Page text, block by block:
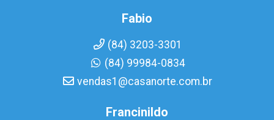
Fabio
(84) 3203-3301
(84) 99984-0834
vendas1@casanorte.com.br
Francinildo